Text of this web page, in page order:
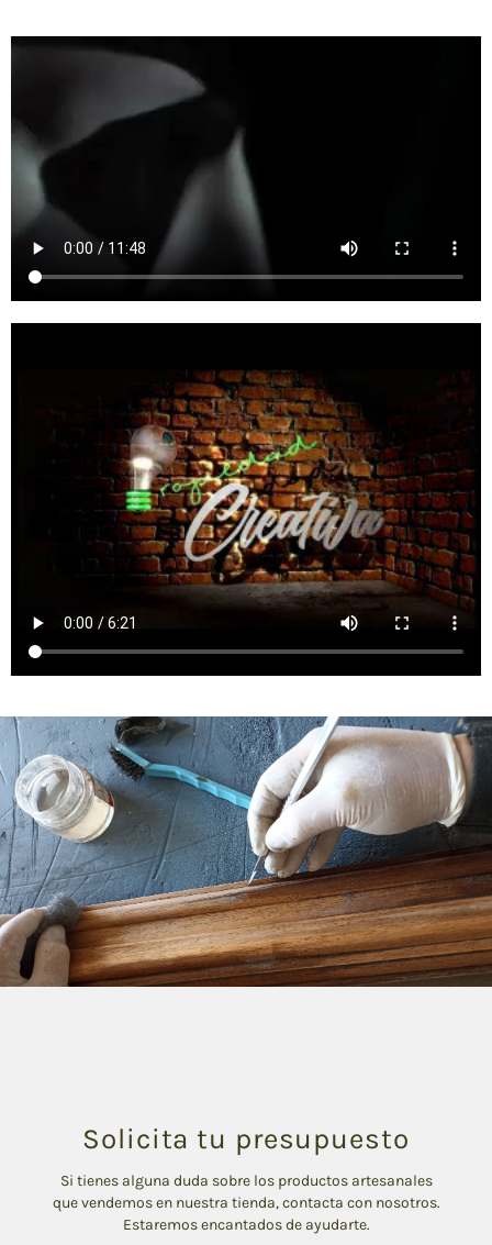
Solicita tu presupuesto
Si tienes alguna duda sobre los productos artesanales
que vendemos en nuestra tienda, contacta con nosotros.
Estaremos encantados de ayudarte.